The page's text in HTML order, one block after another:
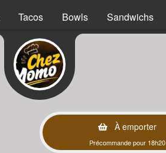
Tacos Bowls Sandwichs
À emporter
Précommande pour 18h20